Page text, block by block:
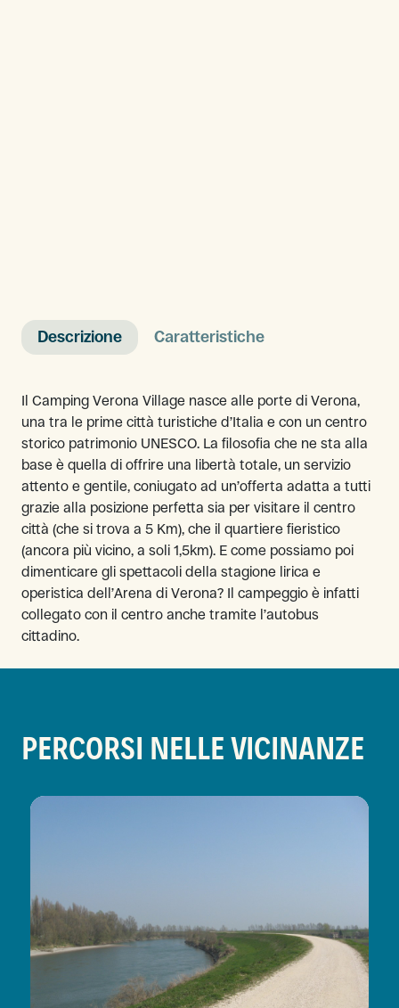
Descrizione Caratteristiche
Il Camping Verona Village nasce alle porte di Verona,
una tra le prime città turistiche d’Italia e con un centro
storico patrimonio UNESCO. La filosofia che ne sta alla
base è quella di offrire una libertà totale, un servizio
attento e gentile, coniugato ad un’offerta adatta a tutti
grazie alla posizione perfetta sia per visitare il centro
città (che si trova a 5 Km), che il quartiere fieristico
(ancora più vicino, a soli 1,5km). E come possiamo poi
dimenticare gli spettacoli della stagione lirica e
operistica dell’Arena di Verona? Il campeggio è infatti
collegato con il centro anche tramite l’autobus
cittadino.
PERCORSI NELLE VICINANZE